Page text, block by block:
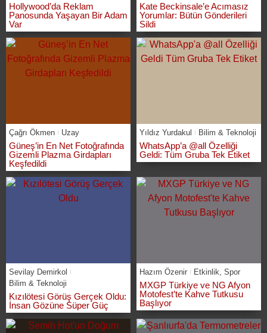
Hollywood’da Reklam
Panosunda Yaşayan Bir Adam
Var
Kate Beckinsale’e Acımasız
Yorumlar: Bütün Gönderileri
Sildi
Çağrı Ökmen Uzay
Güneş’in En Net Fotoğrafında
Gizemli Plazma Girdapları
Keşfedildi
Yıldız Yurdakul Bilim & Teknoloji
WhatsApp’a @all Özelliği
Geldi: Tüm Gruba Tek Etiket
Sevilay Demirkol
Bilim & Teknoloji
Kızılötesi Görüş Gerçek Oldu:
İnsan Gözüne Süper Güç
Hazım Özenir Etkinlik Spor
MXGP Türkiye ve NG Afyon
Motofest’te Kahve Tutkusu
Başlıyor